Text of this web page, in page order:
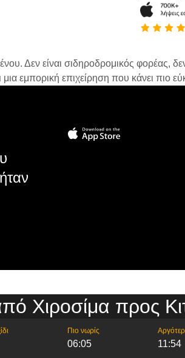
Δεν είναι σιδηροδρομικός φορέας, δεν
εμπορική επιχείρηση που κάνει πιο
Χιροσίμα προς
Πιο νωρίς
06:05 11:54